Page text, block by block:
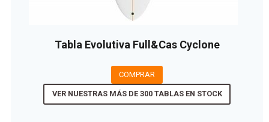
Tabla Evolutiva Full&Cas Cyclone
COMPRAR
VER NUESTRAS MÁS DE 300 TABLAS EN STOCK